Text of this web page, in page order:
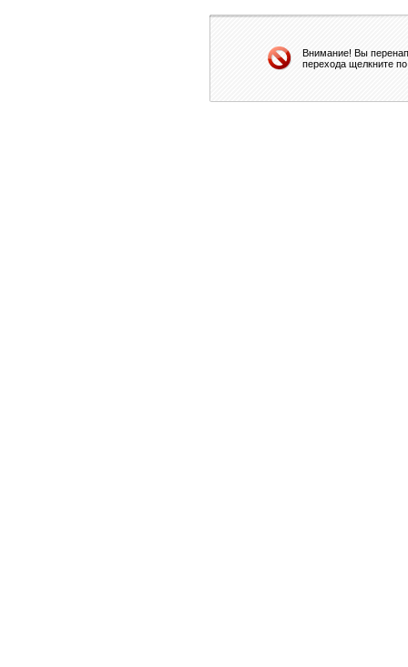
Внимание! Вы
перехода щелкните